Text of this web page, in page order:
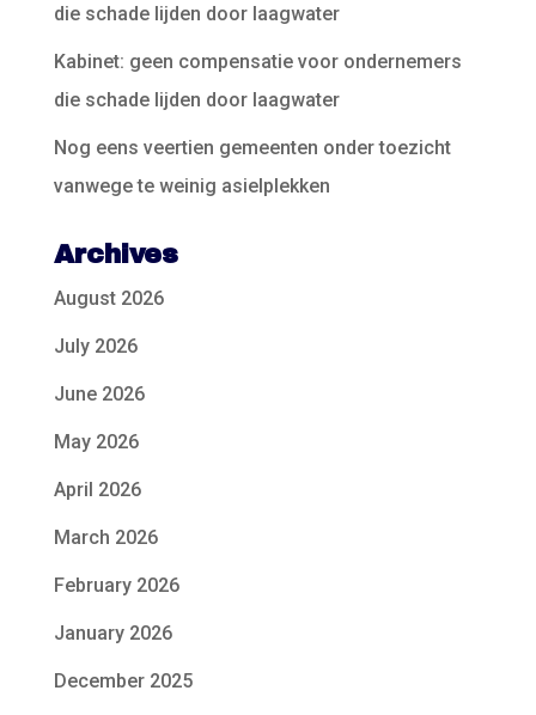
die schade lijden door laagwater
Kabinet: geen compensatie voor ondernemers
die schade lijden door laagwater
Nog eens veertien gemeenten onder toezicht
vanwege te weinig asielplekken
Archives
August 2026
July 2026
June 2026
May 2026
April 2026
March 2026
February 2026
January 2026
December 2025